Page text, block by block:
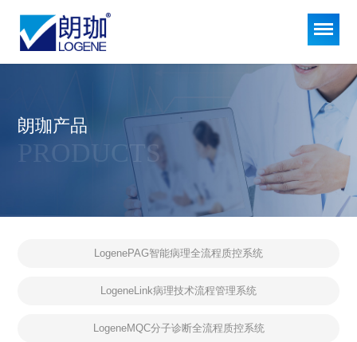
朗珈产品
PRODUCTS
LogenePAG智能病理全流程质控系统
LogeneLink病理技术流程管理系统
LogeneMQC分子诊断全流程质控系统